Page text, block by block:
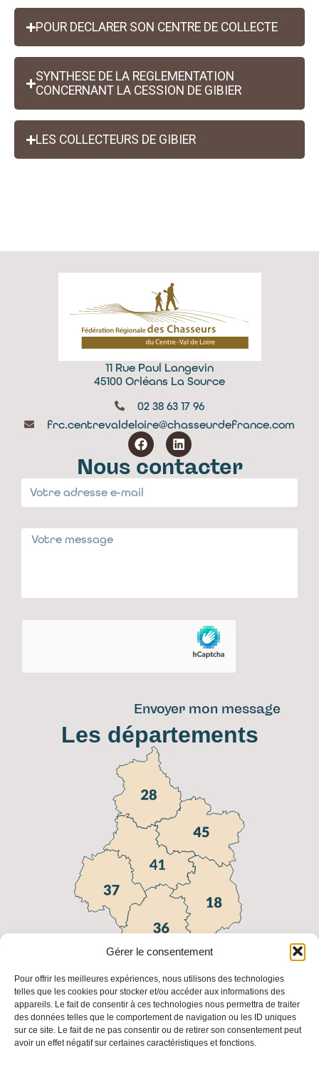
Gérer le consentement
Pour offrir les meilleures expériences, nous utilisons des technologies
telles que les cookies pour stocker et/ou accéder aux informations des
appareils. Le fait de consentir à ces technologies nous permettra de traiter
des données telles que le comportement de navigation ou les ID uniques
sur ce site. Le fait de ne pas consentir ou de retirer son consentement peut
avoir un effet négatif sur certaines caractéristiques et fonctions.
POUR DECLARER SON CENTRE DE COLLECTE
SYNTHESE DE LA REGLEMENTATION
CONCERNANT LA CESSION DE GIBIER
LES COLLECTEURS DE GIBIER
11 Rue Paul Langevin
45100 Orléans La Source
02 38 63 17 96
frc.centrevaldeloire@chasseurdefrance.com
Nous contacter
Envoyer mon message
Les départements
Liens utiles
FAQ Fédération
Régionale
Fédération
Nationale
Les
adresses